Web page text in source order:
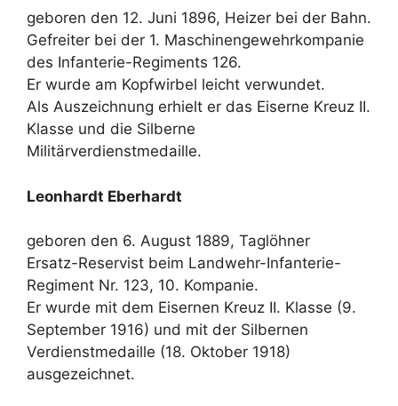
geboren den 12. Juni 1896, Heizer bei der Bahn.
Gefreiter bei der 1. Maschinengewehrkompanie
des Infanterie-Regiments 126.
Er wurde am Kopfwirbel leicht verwundet.
Als Auszeichnung erhielt er das Eiserne Kreuz II.
Klasse und die Silberne
Militärverdienstmedaille.
Leonhardt Eberhardt
geboren den 6. August 1889, Taglöhner
Ersatz-Reservist beim Landwehr-Infanterie-
Regiment Nr. 123, 10. Kompanie.
Er wurde mit dem Eisernen Kreuz II. Klasse (9.
September 1916) und mit der Silbernen
Verdienstmedaille (18. Oktober 1918)
ausgezeichnet.